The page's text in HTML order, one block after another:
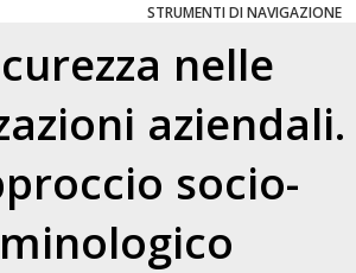
STRUMENTI DI NAVIGAZIONE
nelle
aziendali.
socio-